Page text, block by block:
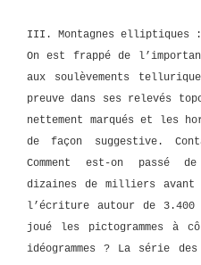
III. Montagnes elliptiques
On est frappé de
aux soulèvements
preuve dans ses relevés
nettement marqués et les
de façon suggestive.
Comment est-on passé
dizaines de milliers
l’écriture autour de
joué les pictogrammes à
idéogrammes ? La série